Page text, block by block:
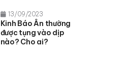
13/09/2023
Kinh Báo Ân thường
được tụng vào dịp
nào? Cho ai?